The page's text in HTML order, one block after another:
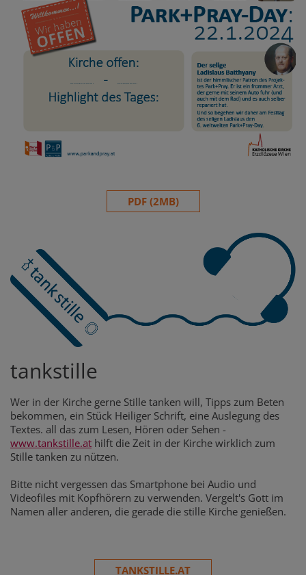
PDF (2MB)
tankstille
Wer in der Kirche gerne Stille tanken will, Tipps zum Beten
bekommen, ein Stück Heiliger Schrift, eine Auslegung des
Textes. all das zum Lesen, Hören oder Sehen -
www.tankstille.at hilft die Zeit in der Kirche wirklich zum
Stille tanken zu nützen.
Bitte nicht vergessen das Smartphone bei Audio und
Videofiles mit Kopfhörern zu verwenden. Vergelt's Gott im
Namen aller anderen, die gerade die stille Kirche genießen.
TANKSTILLE.AT